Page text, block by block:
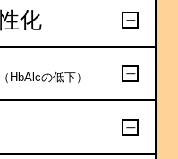
化
（HbAlcの低下）